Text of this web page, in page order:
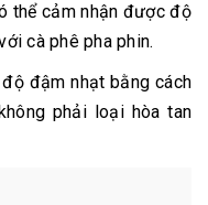
thể cảm nhận được độ
cà phê pha phin.
đậm nhạt bằng cách
phải loại hòa tan